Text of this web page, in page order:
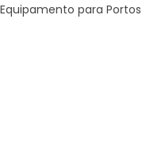
Equipamento para Portos